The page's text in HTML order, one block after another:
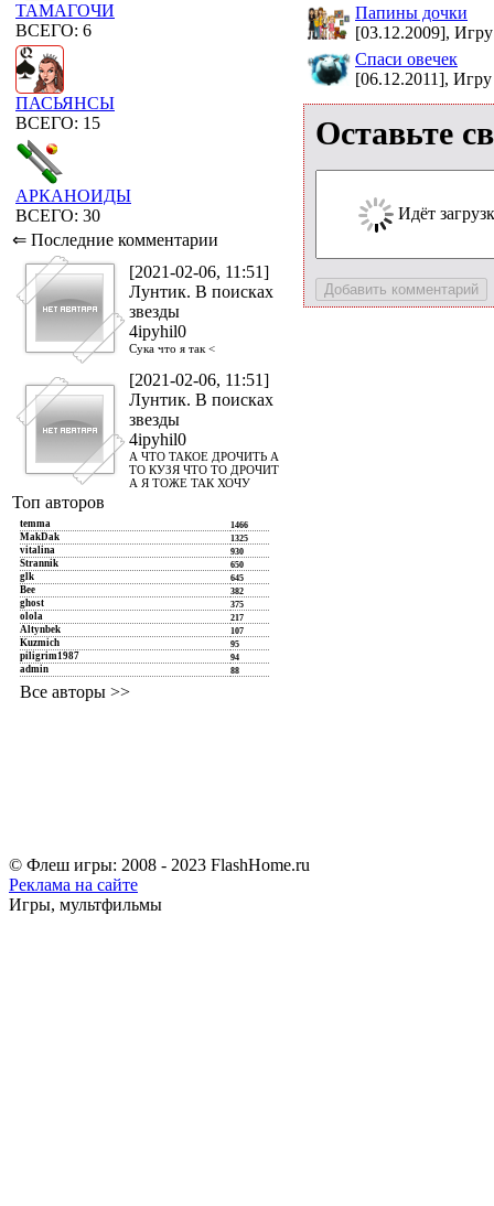
ТАМАГОЧИ
ВСЕГО: 6
ПАСЬЯНСЫ
ВСЕГО: 15
АРКАНОИДЫ
ВСЕГО: 30
⇐ Последние комментарии
[2021-02-06, 11:51]
Лунтик. В поисках
звезды
4ipyhil0
Сука что я так <
[2021-02-06, 11:51]
Лунтик. В поисках
звезды
4ipyhil0
А ЧТО ТАКОЕ ДРОЧИТЬ А
ТО КУЗЯ ЧТО ТО ДРОЧИТ
А Я ТОЖЕ ТАК ХОЧУ
Топ авторов
temma 1466
MakDak 1325
vitalina 930
Strannik 650
glk 645
Bee 382
ghost 375
olola 217
Altynbek 107
Kuzmich 95
piligrim1987 94
admin 88
Все авторы >>
Папины дочки
[03.12.2009],
Спаси овечек
[06.12.2011],
Оставьте
Идёт
© Флеш игры: 2008 - 2023 FlashHome.ru
Реклама на сайте
Игры, мультфильмы